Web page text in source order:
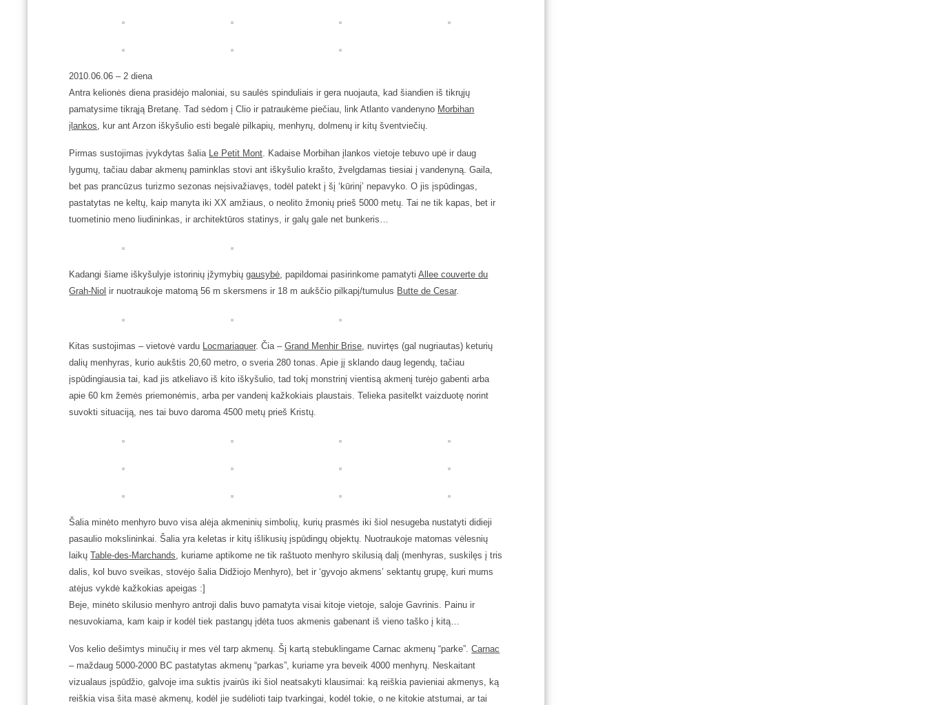
2010.06.06 –2 diena
Antra kelionės diena prasidėjo maloniai, su saulės spinduliais ir gera nuojauta, kad šiandien iš tikrųjų
pamatysime tikrąją Bretanę. Tad sėdom į Clio ir patraukėme piečiau, link Atlanto vandenyno Morbihan
įlankos, kur ant Arzon iškyšulio esti begalė pilkapių, menhyrų, dolmenų ir kitų šventviečių.
Pirmas sustojimas įvykdytas šalia Le Petit Mont. Kadaise Morbihan įlankos vietoje tebuvo upė ir daug
lygumų, tačiau dabar akmenų paminklas stovi ant iškyšulio krašto, žvelgdamas tiesiai į vandenyną. Gaila,
bet pas prancūzus turizmo sezonas neįsivažiavęs, todėl patekt į šį ‘kūrinį’ nepavyko. O jis įspūdingas,
pastatytas ne keltų, kaip manyta iki XX amžiaus, o neolito žmonių prieš 5000 metų. Tai ne tik kapas, bet ir
tuometinio meno liudininkas, ir architektūros statinys, ir galų gale net bunkeris…
Kadangi šiame iškyšulyje istorinių įžymybiųgausybė, papildomai pasirinkome pamatytiAllee couverte du
Grah-Niol ir nuotraukoje matomą 56 m skersmens ir 18 m aukščio pilkapį/tumulus Butte de Cesar.
Kitas sustojimas – vietovė vardu Locmariaquer. Čia –Grand Menhir Brise, nuvirtęs (gal nugriautas) keturių
dalių menhyras, kurio aukštis 20,60 metro, o sveria 280 tonas. Apie jį sklando daug legendų, tačiau
įspūdingiausia tai, kad jis atkeliavo iš kito iškyšulio, tad tokį monstrinį vientisą akmenį turėjo gabenti arba
apie 60 km žemės priemonėmis, arba per vandenį kažkokiais plaustais. Telieka pasitelkt vaizduotę norint
suvokti situaciją, nes tai buvo daroma 4500 metų prieš Kristų.
Šalia minėto menhyro buvo visa alėja akmeninių simbolių, kurių prasmės iki šiol nesugeba nustatyti didieji
pasaulio mokslininkai. Šalia yra keletas ir kitų išlikusių įspūdingų objektų. Nuotraukoje matomas vėlesnių
laikųTable-des-Marchands, kuriame aptikome ne tik raštuoto menhyro skilusią dalį (menhyras, suskilęs į tris
dalis, kol buvo sveikas, stovėjo šalia Didžiojo Menhyro), bet ir ‘gyvojo akmens’ sektantų grupę, kuri mums
atėjus vykdė kažkokias apeigas :]
Beje, minėto skilusio menhyro antroji dalis buvo pamatyta visai kitoje vietoje, saloje Gavrinis. Painu ir
nesuvokiama, kam kaip ir kodėl tiek pastangų įdėta tuos akmenis gabenant iš vieno taško į kitą…
Vos kelio dešimtys minučių ir mes vėl tarp akmenų. Šį kartą stebuklingame Carnac akmenų “parke”.Carnac
– maždaug 5000-2000 BC pastatytas akmenų “parkas”, kuriame yra beveik 4000 menhyrų. Neskaitant
vizualaus įspūdžio, galvoje ima suktis įvairūs iki šiol neatsakyti klausimai: ką reiškia pavieniai akmenys, ką
reiškia visa šita masė akmenų, kodėl jie sudėlioti taip tvarkingai, kodėl tokie, o ne kitokie atstumai, ar tai